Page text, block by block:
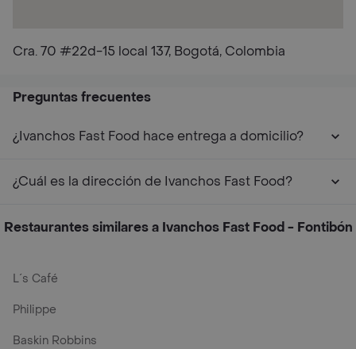
Cra. 70 #22d-15 local 137, Bogotá, Colombia
Preguntas frecuentes
¿Ivanchos Fast Food hace entrega a domicilio?
¿Cuál es la dirección de Ivanchos Fast Food?
Restaurantes similares a Ivanchos Fast Food - Fontibón
L´s Café
Philippe
Baskin Robbins